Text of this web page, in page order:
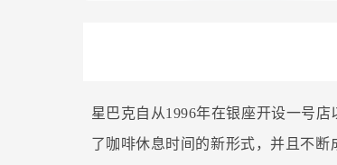
星巴克自从1996年在银座开设一号
了咖啡休息时间的新形式，并且不